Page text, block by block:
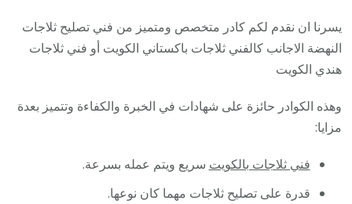
يسرنا ان نقدم لكم كادر متخصص ومتميز من فني تصليح ثلاجات
النهضة الاجانب كالفني ثلاجات باكستاني الكويت أو فني ثلاجات
هندي الكويت
وهذه الكوادر حائزة على شهادات في الخبرة والكفاءة وتتميز بعدة
مزايا:
فني ثلاجات بالكويت سريع ويتم عمله بسرعة.
قدرة على تصليح ثلاجات مهما كان نوعها.